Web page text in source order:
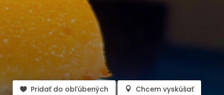
Pridať do obľúbených Chcem vyskúšať